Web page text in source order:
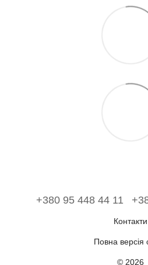
+380 95 448 44 11
Контакти
Повна версія
© 2026